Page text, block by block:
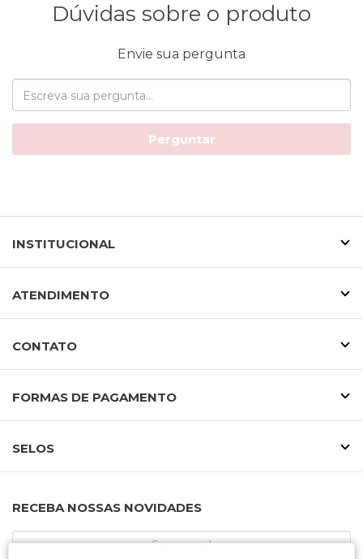
Dúvidas sobre o produto
Envie sua pergunta
Perguntar
INSTITUCIONAL
ATENDIMENTO
CONTATO
FORMAS DE PAGAMENTO
SELOS
RECEBA NOSSAS NOVIDADES